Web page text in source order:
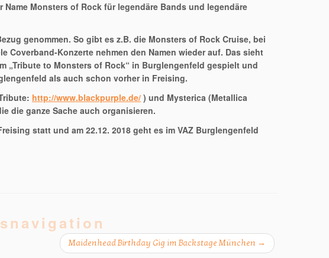
Monsters of Rock für legendäre Bands und legendäre
genommen. So gibt es z.B. die Monsters of Rock Cruise, bei
Konzerte nehmen den Namen wieder auf. Das sieht
„Tribute to Monsters of Rock“ in Burglengenfeld gespielt und
als auch schon vorher in Freising.
http://www.blackpurple.de/ ) und Mysterica (Metallica
die ganze Sache auch organisieren.
statt und am 22.12. 2018 geht es im VAZ Burglengenfeld
Maidenhead Birthday Gig im Backstage München →